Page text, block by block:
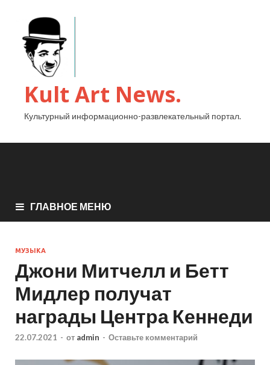
Kult Art News.
Культурный информационно-развлекательный портал.
ГЛАВНОЕ МЕНЮ
МУЗЫКА
Джони Митчелл и Бетт
Мидлер получат
награды Центра Кеннеди
22.07.2021 - от admin - Оставьте комментарий